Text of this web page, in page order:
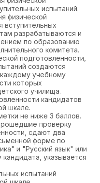
испытаний.
физической
вступительных
разрабатываются и
по образованию
комитета.
подготовленности,
создаются
учебному
которых
училища.
кандидатов
шкале.
не ниже 3 баллов.
проверку
сдают два
форме по
и "Русский язык" или
указывается
испытаний